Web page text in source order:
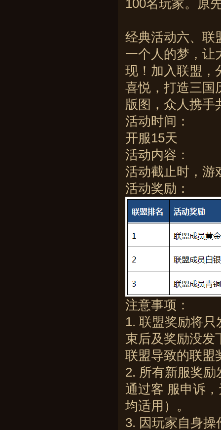
100名玩家。原
经典活动六、联
一个人的梦，让
现！加入联盟，
喜悦，打造三国
版图，众人携手
活动时间：
开服15天
活动内容：
活动截止时，游
活动奖励：
注意事项：
1. 联盟奖励将
束后及奖励没发
联盟导致的联盟
2. 所有新服奖
通过客 服申诉
均适用）。
3. 因玩家自身